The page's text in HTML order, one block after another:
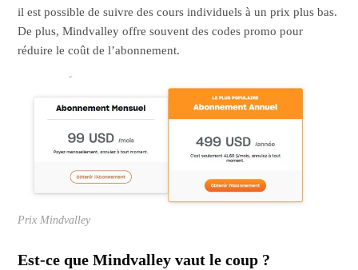
il est possible de suivre des cours individuels à un prix plus bas.
De plus, Mindvalley offre souvent des codes promo pour
réduire le coût de l’abonnement.
Prix Mindvalley
Est-ce que Mindvalley vaut le coup ?